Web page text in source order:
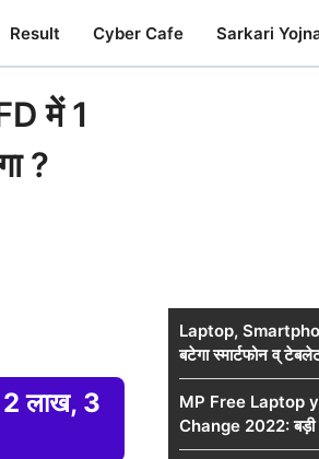
Result Cyber Cafe Sarkari
में 1
?
लाख, 3
Laptop,
बटेगा स्मार्टफोन व्
MP Free Laptop
Change 2022: बड़ी